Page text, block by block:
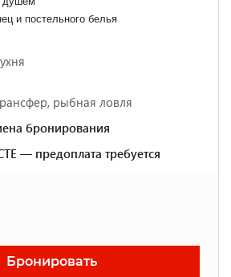
и постельного белья
рыбная ловля
бронирования
— предоплата требуется
Бронировать